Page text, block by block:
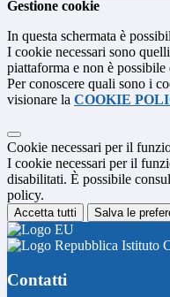
Gestione cookie
In questa schermata è
I cookie necessari sono
piattaforma e non è
Per conoscere quali sono i
visionare la COOKIE
Cookie necessari per il
I cookie necessari per il
disabilitati. È possibile
policy.
Accetta tutti Salva le
Istituto
Contatti